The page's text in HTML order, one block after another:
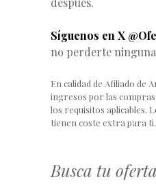
Síguenos en X
no perderte
En calidad de Afiliado de
ingresos por las
los requisitos aplicables.
tienen coste extra para ti.
Busca tu oferta